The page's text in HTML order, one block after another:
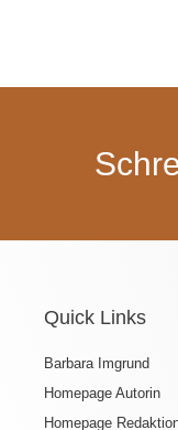
Quick Links
Barbara Imgrund
Homepage Autorin
Homepage